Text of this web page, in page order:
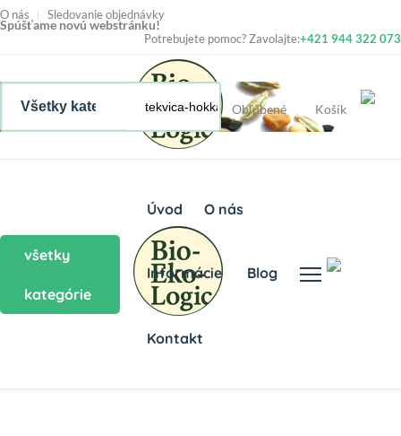
O nás Sledovanie objednávky
Spúšťame novú webstránku!
Potrebujete pomoc? Zavolajte:+421 944 322 073
Obľúbené Košík
všetky
kategórie
Úvod O nás
Informácie Blog
Kontakt